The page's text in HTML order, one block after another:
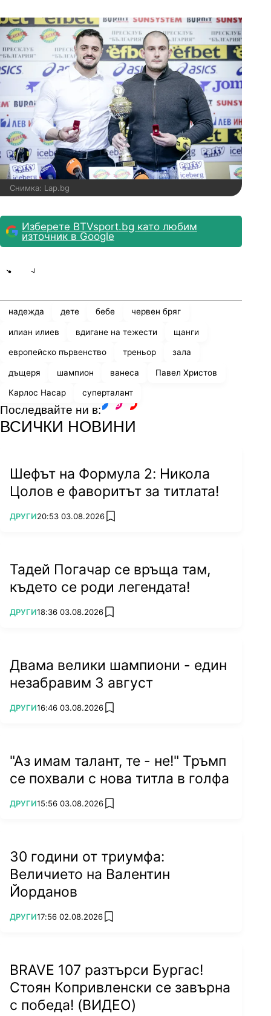
Снимка: Lap.bg
Изберете BTVsport.bg като любим
източник в Google
надежда дете бебе червен бряг
илиан илиев вдигане на тежести щанги
европейско първенство треньор зала
дъщеря шампион ванеса Павел Христов
Карлос Насар суперталант
Последвайте ни в:
ВСИЧКИ НОВИНИ
Шефът на Формула 2: Никола
Цолов е фаворитът за титлата!
ПОВЕЧЕ ОТ
ДРУГИ20:53 03.08.2026 add favorites
Тадей Погачар се връща там,
където се роди легендата!
ПОВЕЧЕ ОТ
ДРУГИ18:36 03.08.2026 add favorites
Двама велики шампиони - един
незабравим 3 август
ПОВЕЧЕ ОТ
ДРУГИ16:46 03.08.2026 add favorites
"Аз имам талант, те - не!" Тръмп
се похвали с нова титла в голфа
ПОВЕЧЕ ОТ
ДРУГИ15:56 03.08.2026 add favorites
30 години от триумфа:
Величието на Валентин
Йорданов
ПОВЕЧЕ ОТ
ДРУГИ17:56 02.08.2026 add favorites
BRAVE 107 разтърси Бургас!
Стоян Копривленски се завърна
с победа! (ВИДЕО)